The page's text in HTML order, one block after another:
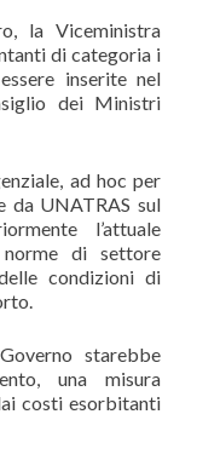
la Viceministra
di categoria i
inserite nel
dei Ministri
ad hoc per
da UNATRAS sul
l’attuale
di settore
condizioni di
starebbe
una misura
costi esorbitanti